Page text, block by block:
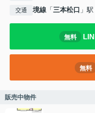
交通 境線 「三本松口 」
無料
無料
販売中物件